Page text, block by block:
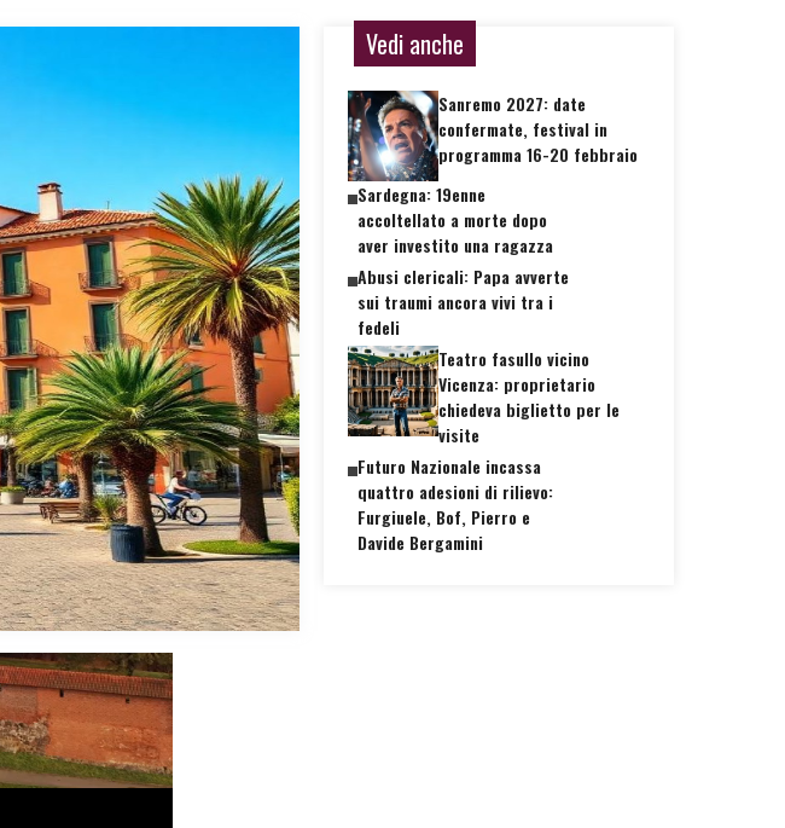
Vedi anche
Sanremo 2027: date
confermate, festival in
programma 16-20 febbraio
Sardegna: 19enne
accoltellato a morte dopo
aver investito una ragazza
Abusi clericali: Papa avverte
sui traumi ancora vivi tra i
fedeli
Teatro fasullo vicino
Vicenza: proprietario
chiedeva biglietto per le
visite
Futuro Nazionale incassa
quattro adesioni di rilievo:
Furgiuele, Bof, Pierro e
Davide Bergamini